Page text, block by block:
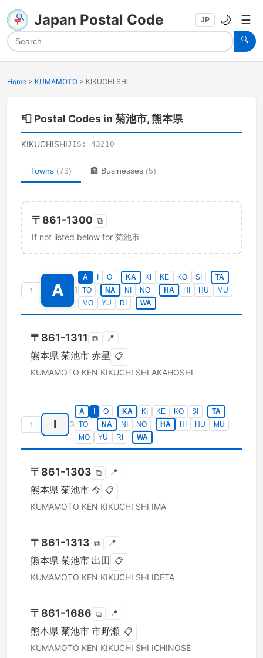
Japan Postal Code
🔍
JP 🌙 ☰
Home > KUMAMOTO > KIKUCHI SHI
📮 Postal Codes in 菊池市, 熊本県
KIKUCHISHIJIS: 43210
Towns (73) 🏣 Businesses (5)
〒 861-1300 ⧉
If not listed below for 菊池市
↑ A 1
A O KA KI KE KO SI
TA
TO
NA NI NO HA HI HU
MU
MO
YU RI WA
〒 861-1311 ⧉ 📍
熊本県 菊池市 赤星 📋
KUMAMOTO KEN KIKUCHI SHI AKAHOSHI
↑ I 3
A O KA KI KE KO SI
TA
TO
NA NI NO HA HI HU
MU
MO
YU RI WA
〒 861-1303 ⧉ 📍
熊本県 菊池市 今 📋
KUMAMOTO KEN KIKUCHI SHI IMA
〒 861-1313 ⧉ 📍
熊本県 菊池市 出田 📋
KUMAMOTO KEN KIKUCHI SHI IDETA
〒 861-1686 ⧉ 📍
熊本県 菊池市 市野瀬 📋
KUMAMOTO KEN KIKUCHI SHI ICHINOSE